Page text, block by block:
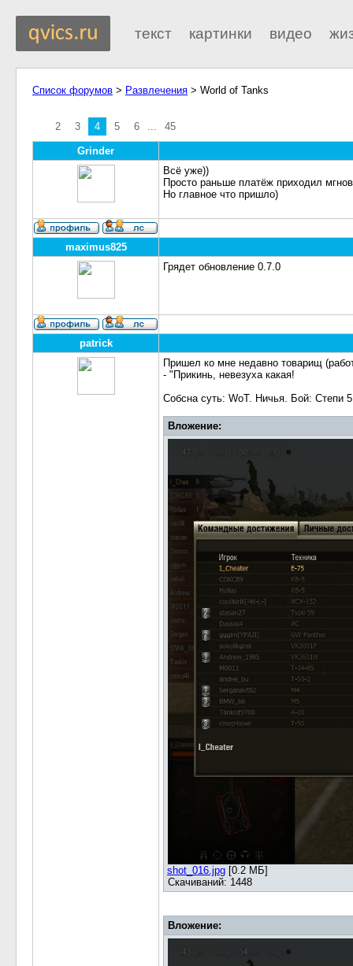
текст картинки видео
Список форумов > Развлечения > World of Tanks
2 3 4 5 6 ... 45
Grinder
Всё уже))
Просто раньше платёж приходил
Но главное что пришло)
maximus825
Грядет обновление 0.7.0
patrick
Пришел ко мне недавно товарищ
- "Прикинь, невезуха какая!
Собсна суть: WoT. Ничья. Бой: Степи 5
Вложение:
shot_016.jpg [0.2 МБ]
Скачиваний: 1448
Вложение: